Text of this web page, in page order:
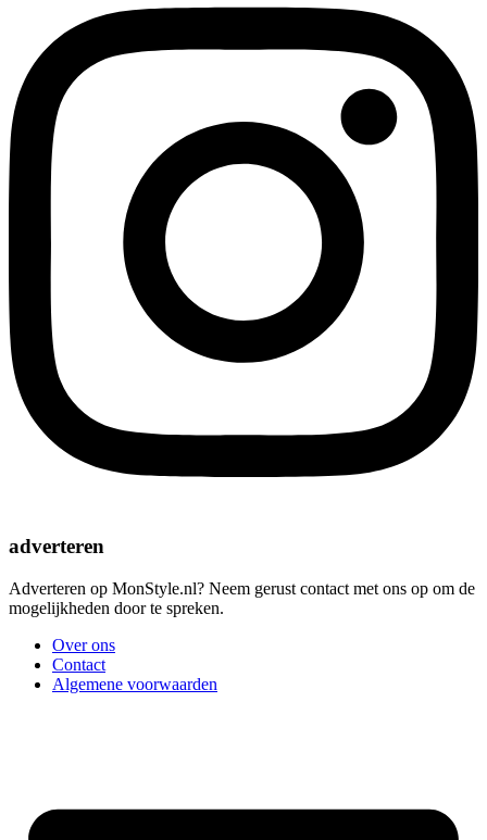
adverteren
Adverteren op MonStyle.nl? Neem gerust contact met ons op om de
mogelijkheden door te spreken.
Over ons
Contact
Algemene voorwaarden